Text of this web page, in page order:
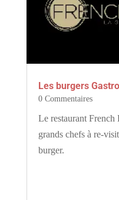
Les burgers
0 Commentaires
Le restaurant
grands chefs à re-
burger.